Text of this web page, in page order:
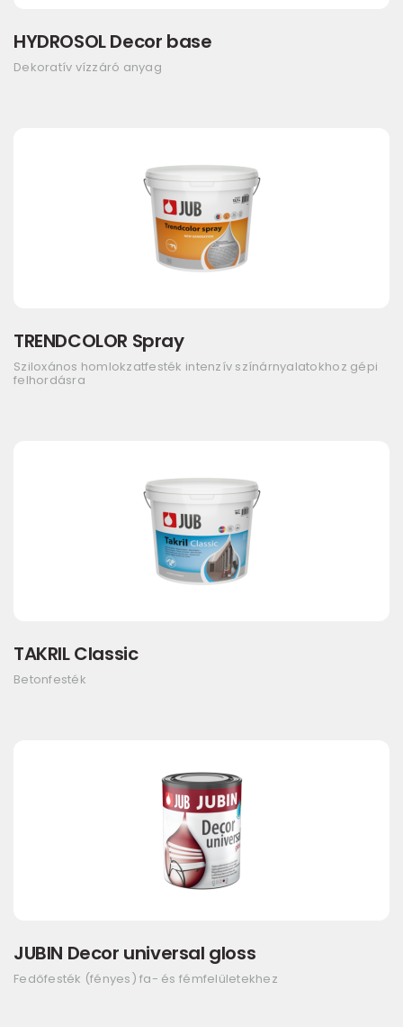
HYDROSOL Decor base
Dekoratív vízzáró anyag
TRENDCOLOR Spray
Sziloxános homlokzatfesték intenzív színárnyalatokhoz gépi
felhordásra
TAKRIL Classic
Betonfesték
JUBIN Decor universal gloss
Fedőfesték (fényes) fa- és fémfelületekhez